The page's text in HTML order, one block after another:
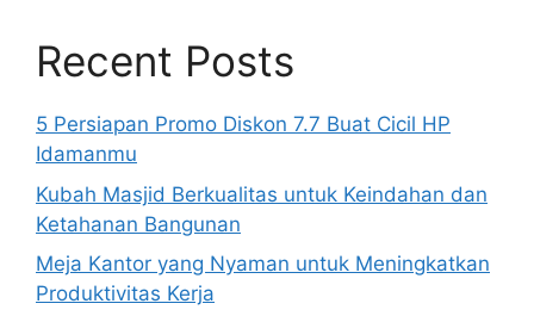
Recent Posts
5 Persiapan Promo Diskon 7.7 Buat Cicil HP
Idamanmu
Kubah Masjid Berkualitas untuk Keindahan dan
Ketahanan Bangunan
Meja Kantor yang Nyaman untuk Meningkatkan
Produktivitas Kerja